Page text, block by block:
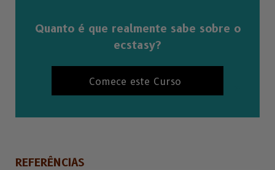
Quanto é que realmente sabe sobre o
ecstasy?
Comece este Curso
REFERÊNCIAS